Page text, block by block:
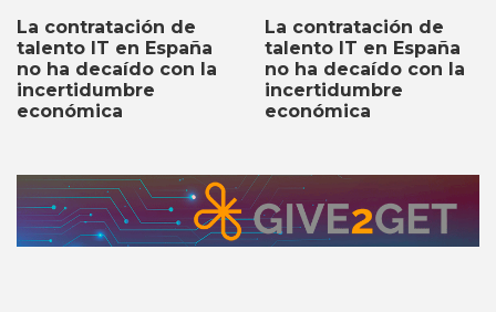
La contratación de
talento IT en España
no ha decaído con la
incertidumbre
económica
La contratación de
talento IT en España
no ha decaído con la
incertidumbre
económica